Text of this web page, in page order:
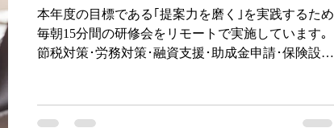
本年度の目標である｢提案力を磨く｣を実践するため
毎朝15分間の研修会をリモートで実施しています｡
節税対策･労務対策･融資支援･助成金申請･保険設